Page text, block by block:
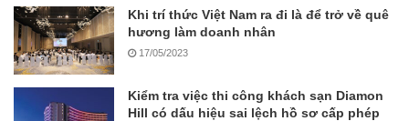
Khi trí thức Việt Nam ra đi là để trở về quê
hương làm doanh nhân
17/05/2023
Kiểm tra việc thi công khách sạn Diamon
Hill có dấu hiệu sai lệch hồ sơ cấp phép